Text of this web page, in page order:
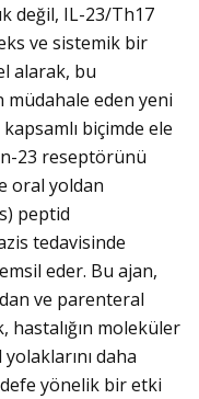
değil, IL-23/Th17
ve sistemik bir
alarak, bu
eden yeni
biçimde ele
23 reseptörünü
oral yoldan
peptid
tedavisinde
eder. Bu ajan,
ve parenteral
hastalığın moleküler
daha
yönelik bir etki